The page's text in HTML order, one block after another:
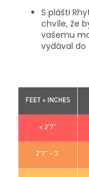
S plášti
chvíle, že
vašemu
vydával do